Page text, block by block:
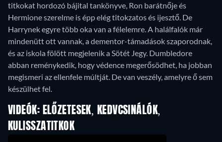
titkokat hordozó bájital tankönyve, Ron barátnője és
Hermione szerelme is épp elég titokzatos és ijesztő. De
Harrynek egyre több oka van a félelemre. A halálfalók már
mindenütt ott vannak, a dementor-támadások szaporodnak,
és az iskola fölött megjelenik a Sötét Jegy. Dumbledore
abban reménykedik, hogy védence megerősödhet, ha jobban
megismeri az ellenfele múltját. De van veszély, amelyre ő sem
készülhet fel.
VIDEÓK: ELŐZETESEK, KEDVCSINÁLÓK,
KULISSZATITKOK